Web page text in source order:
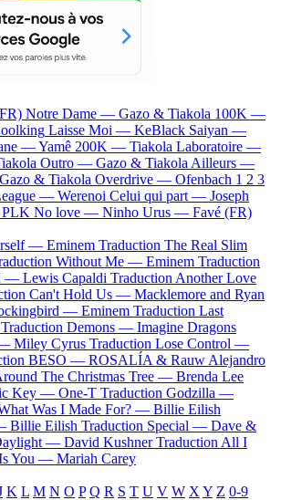
Notre Dame — Gazo & Tiakola 100K —
Laisse Moi — KeBlack Saiyan —
—Yamê 200K — Tiakola Laboratoire —
Outro — Gazo & Tiakola Ailleurs —
Gazo & Tiakola Overdrive — Ofenbach 1 2 3
— Werenoi Celui qui part — Joseph
PLK No love — Ninho Urus — Favé (FR)
— Eminem Traduction The Real Slim
Without Me — Eminem Traduction
— Lewis Capaldi Traduction Another Love
Can't Hold Us — Macklemore and Ryan
— Eminem Traduction Last
Traduction Demons — Imagine Dragons
Miley Cyrus Traduction Lose Control —
BESO — ROSALÍA & Rauw Alejandro
The Christmas Tree — Brenda Lee
Key — One-T Traduction Godzilla —
Was I Made For? — Billie Eilish
Billie Eilish Traduction Special — Dave &
— David Kushner Traduction All I
You — Mariah Carey
K L M N O P Q R S T U V W X Y Z 0-9